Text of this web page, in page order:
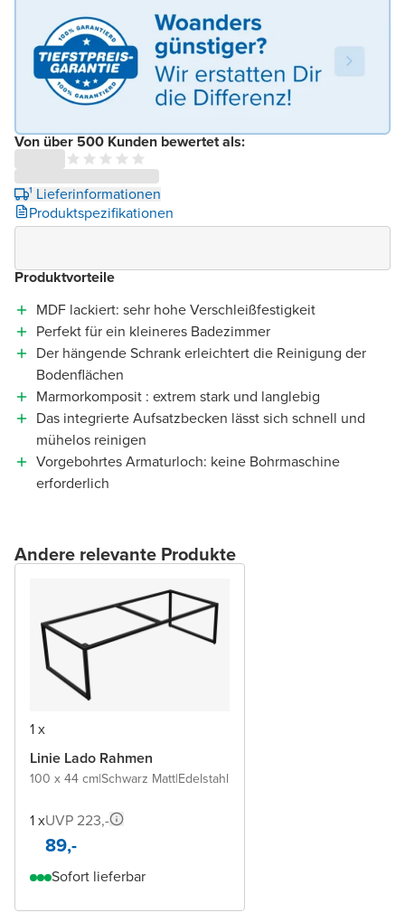
Von über 500 Kunden bewertet als:
¹ Lieferinformationen
Produktspezifikationen
Produktvorteile
MDF lackiert: sehr hohe Verschleißfestigkeit
Perfekt für ein kleineres Badezimmer
Der hängende Schrank erleichtert die Reinigung der
Bodenflächen
Marmorkomposit : extrem stark und langlebig
Das integrierte Aufsatzbecken lässt sich schnell und
mühelos reinigen
Vorgebohrtes Armaturloch: keine Bohrmaschine
erforderlich
Andere relevante Produkte
1 x
Linie Lado Rahmen
100 x 44 cm|Schwarz Matt|Edelstahl
1 xUVP 223,-
89,-
Sofort lieferbar